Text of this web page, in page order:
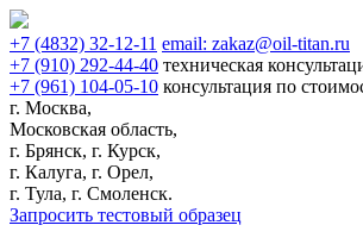
+7 (4832) 32-12-11 email: zakaz@oil-titan.ru
+7 (910) 292-44-40 техническая
+7 (961) 104-05-10 консультация по
г. Москва,
Московская область,
г. Брянск, г. Курск,
г. Калуга, г. Орел,
г. Тула, г. Смоленск.
Запросить тестовый образец